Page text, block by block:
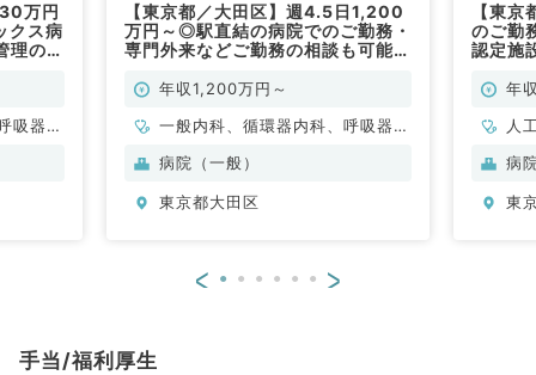
万円
クス病
理のお
吸器内
【東京都／大田区】週4.5日1,200
万円～◎駅直結の病院でのご勤務・
専門外来などご勤務の相談も可能で
年収1,200万円～
一般内科、循環器内科、呼吸器内
科、消化器内科、腎臓内科
病院（一般）
東京都大田区
【東
のご勤
認定施
年
人
病
東
< >
手当/福利厚生